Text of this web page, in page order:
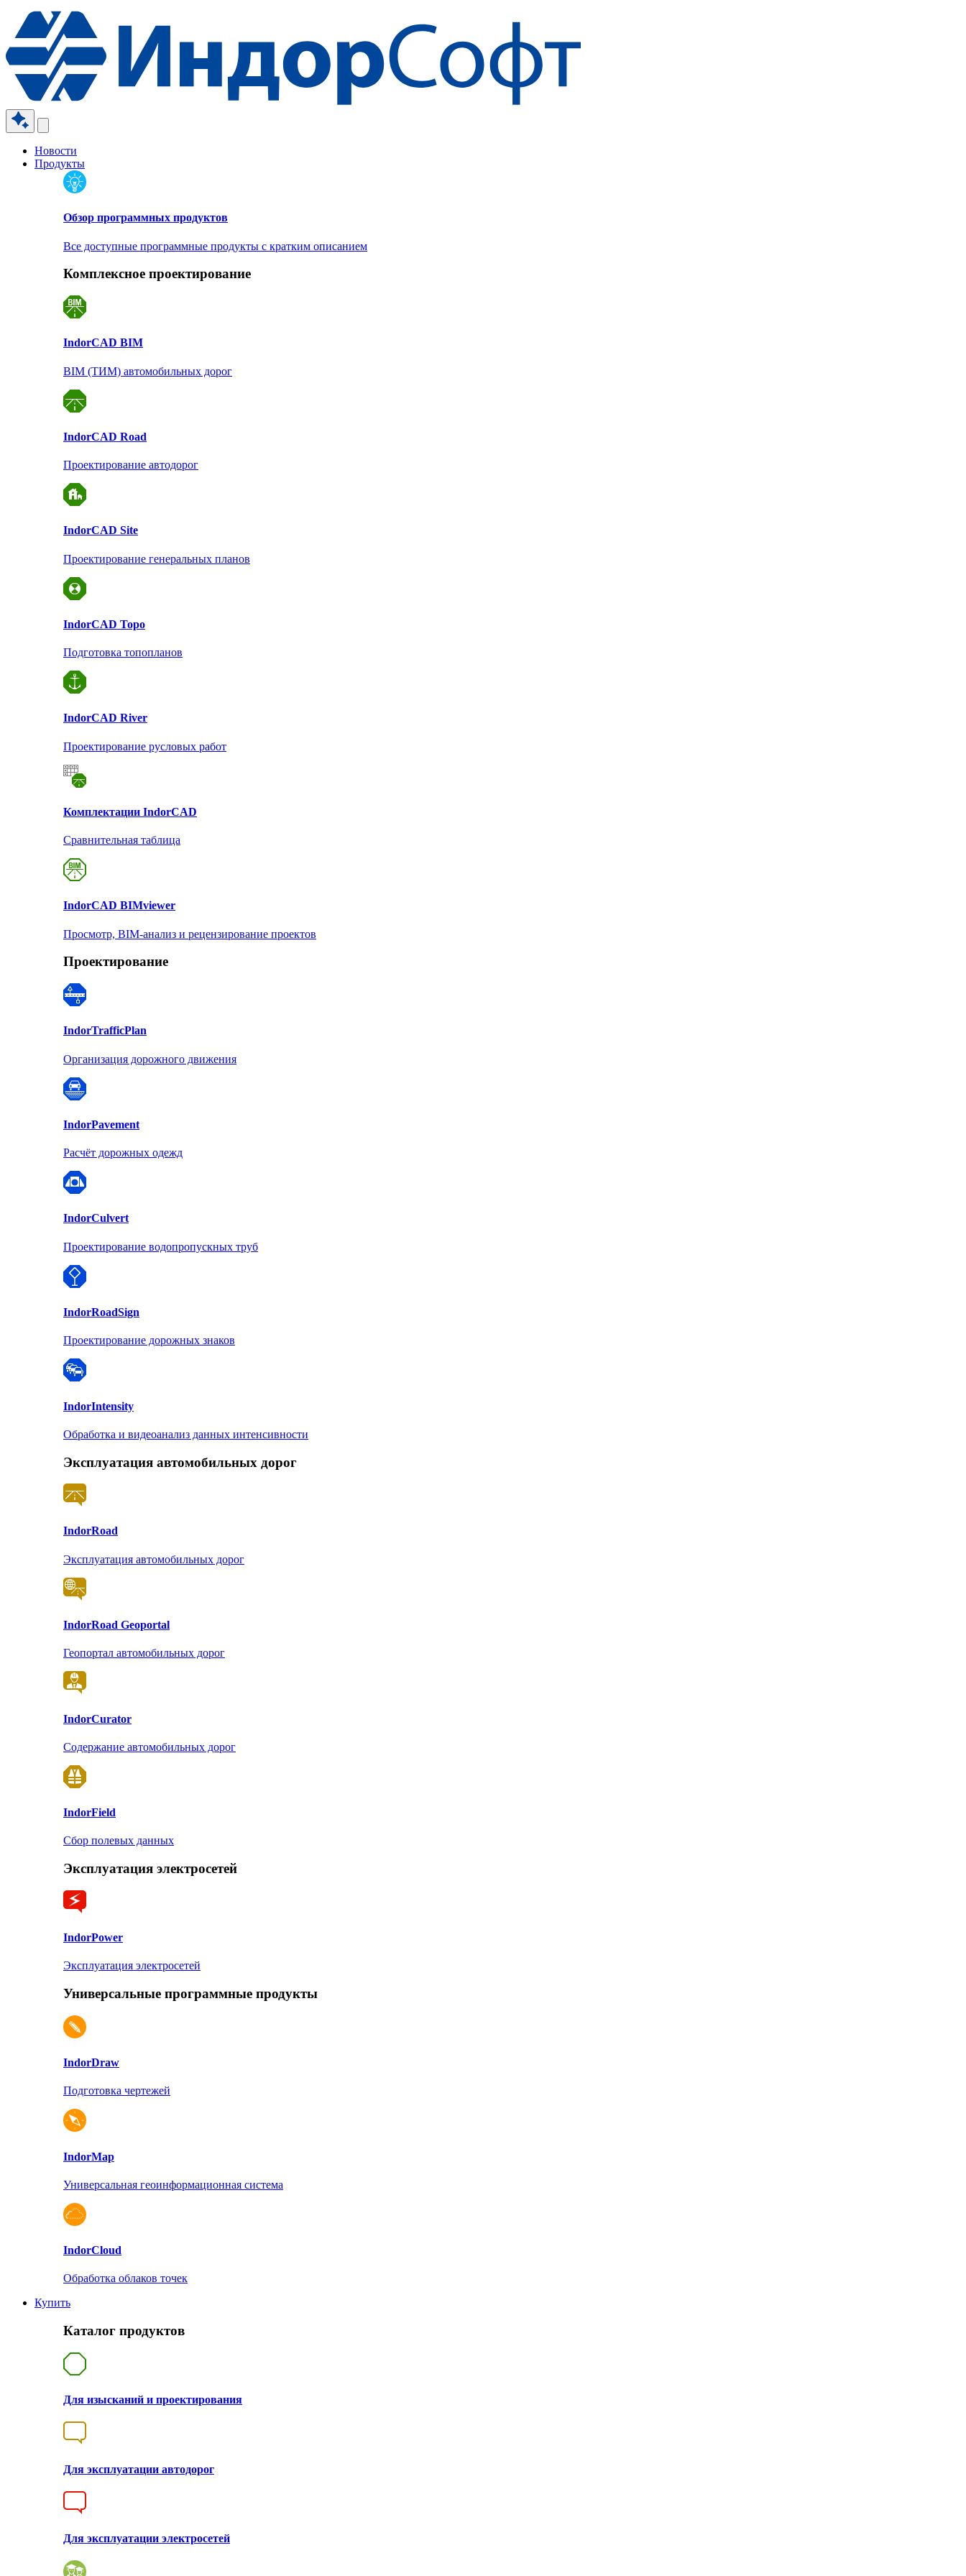
Новости
Продукты
Обзор программных продуктов
Все доступные программные продукты с кратким описанием
Комплексное проектирование
IndorCAD BIM
BIM (ТИМ) автомобильных дорог
IndorCAD Road
Проектирование автодорог
IndorCAD Site
Проектирование генеральных планов
IndorCAD Topo
Подготовка топопланов
IndorCAD River
Проектирование русловых работ
Комплектации IndorCAD
Сравнительная таблица
IndorCAD BIMviewer
Просмотр, BIM-анализ и рецензирование проектов
Проектирование
IndorTrafficPlan
Организация дорожного движения
IndorPavement
Расчёт дорожных одежд
IndorCulvert
Проектирование водопропускных труб
IndorRoadSign
Проектирование дорожных знаков
IndorIntensity
Обработка и видеоанализ данных интенсивности
Эксплуатация автомобильных дорог
IndorRoad
Эксплуатация автомобильных дорог
IndorRoad Geoportal
Геопортал автомобильных дорог
IndorCurator
Содержание автомобильных дорог
IndorField
Сбор полевых данных
Эксплуатация электросетей
IndorPower
Эксплуатация электросетей
Универсальные программные продукты
IndorDraw
Подготовка чертежей
IndorMap
Универсальная геоинформационная система
IndorCloud
Обработка облаков точек
Купить
Каталог продуктов
Для изысканий и проектирования
Для эксплуатации автодорог
Для эксплуатации электросетей